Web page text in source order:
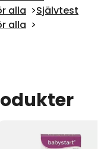
alla
Självtest
alla